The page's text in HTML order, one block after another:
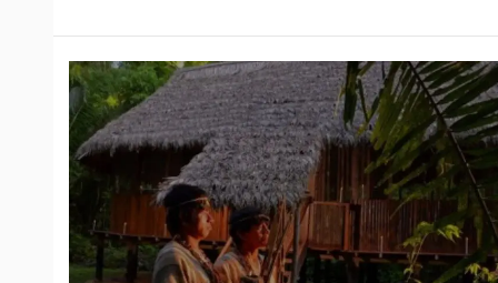
Curso
de
Especialización
Participación
y
Gobernanza
en
Áreas
Naturales
Protegidas